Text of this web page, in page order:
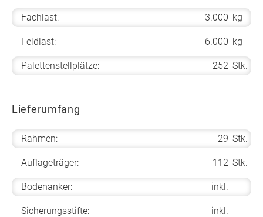
Fachlast: 3.000 kg
Feldlast: 6.000 kg
Palettenstellplätze: 252 Stk.
Lieferumfang
Rahmen: 29 Stk.
Auflageträger: 112 Stk.
Bodenanker: inkl.
Sicherungsstifte: inkl.